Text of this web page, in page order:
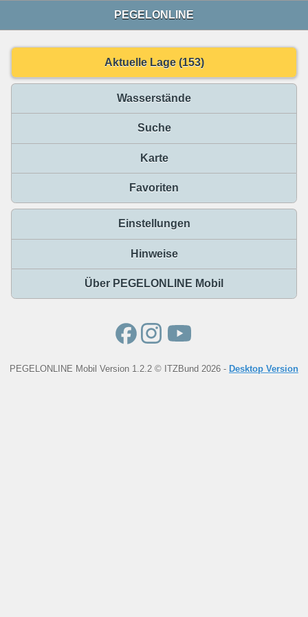
PEGELONLINE
Aktuelle Lage (153)
Wasserstände
Suche
Karte
Favoriten
Einstellungen
Hinweise
Über PEGELONLINE Mobil
PEGELONLINE Mobil Version 1.2.2 © ITZBund 2026 - Desktop Version